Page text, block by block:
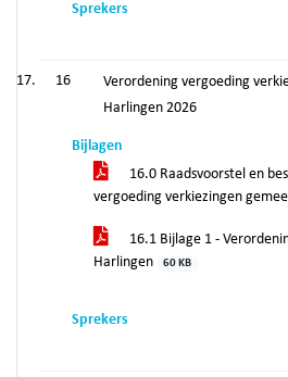
Sprekers
16
Verordening vergoeding
Harlingen 2026
Bijlagen
16.0 Raadsvoorstel en
vergoeding verkiezingen
16.1 Bijlage 1 -
Harlingen
60 KB
Sprekers